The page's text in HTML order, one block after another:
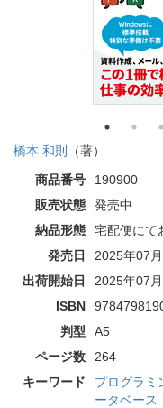
橋本 和則
（著）
商品番号
190900
販売状態
発売中
納品形態
宅配便にて
発売日
2025年07
出荷開始日
2025年07
ISBN
判型
A5
ページ数
264
キーワード
プログラミ
ータベース